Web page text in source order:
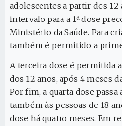
adolescentes a partir dos 12
intervalo para a 1ª dose
Ministério da Saúde. Para
também é permitido a
A terceira dose é permitida
dos 12 anos, após 4 meses
Por fim, a quarta dose passa
também às pessoas de 18
dose há quatro meses. Em